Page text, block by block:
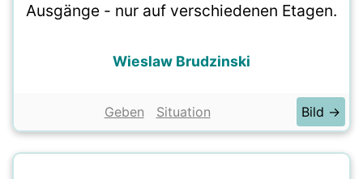
Ausgänge - nur auf verschiedenen Etagen.
Wieslaw Brudzinski
Geben Situation Bild →